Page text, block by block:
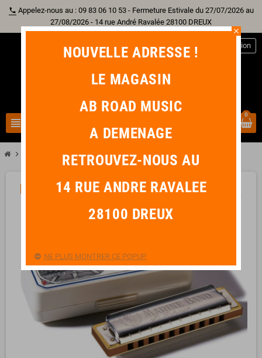
phone Appelez-nous au : 09 83 06 10 53 - Fermeture Estivale du 27/07/2026 au
27/08/2026 - 14 rue André Ravalée 28100 DREUX
view_headline
Connexion
0
chevron_right Autre Instrumentchevron_right HOHNER Marine Band 1896 F FA
close
NOUVELLE ADRESSE !
LE MAGASIN
AB ROAD MUSIC
A DEMENAGE
RETROUVEZ-NOUS AU
14 RUE ANDRE RAVALEE
28100 DREUX
NE PLUS MONTRER CE POPUP.